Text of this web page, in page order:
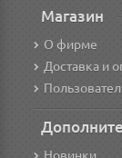
Магазин
О фирме
Доставка и